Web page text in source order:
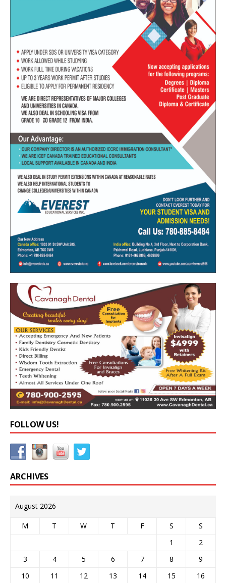
FOLLOW US!
ARCHIVES
August 2026
M T W T F S
S
1
2
3
4 5 6 7 8
9
10
11 12 13 14 15
16